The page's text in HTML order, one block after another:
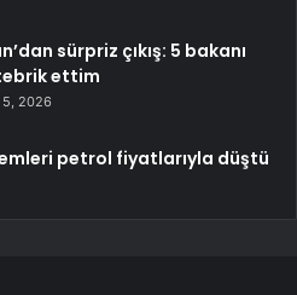
sürpriz çıkış: 5 bakanı
ettim
2026
petrol fiyatlarıyla düştü